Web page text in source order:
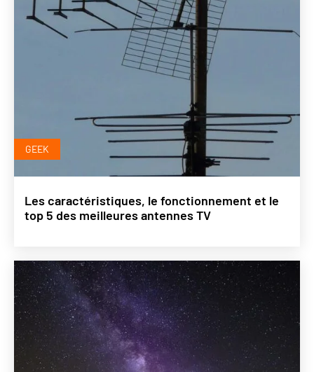
GEEK
Les caractéristiques, le fonctionnement et le
top 5 des meilleures antennes TV